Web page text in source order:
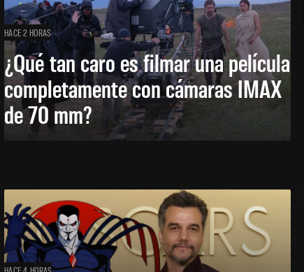
HACE 2 HORAS
¿Qué tan caro es filmar una película
completamente con cámaras IMAX
de 70 mm?